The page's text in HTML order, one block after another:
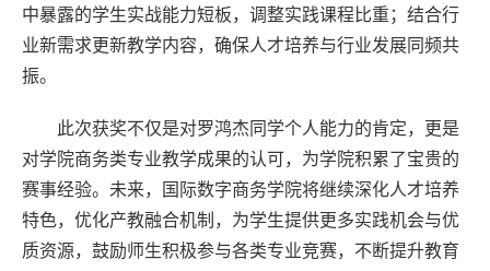
中暴露的学生实战能力短板，调整实践课程比重；结合行
业新需求更新教学内容，确保人才培养与行业发展同频共
振。
此次获奖不仅是对罗鸿杰同学个人能力的肯定，更是
对学院商务类专业教学成果的认可，为学院积累了宝贵的
赛事经验。未来，国际数字商务学院将继续深化人才培养
特色，优化产教融合机制，为学生提供更多实践机会与优
质资源，鼓励师生积极参与各类专业竞赛，不断提升教育